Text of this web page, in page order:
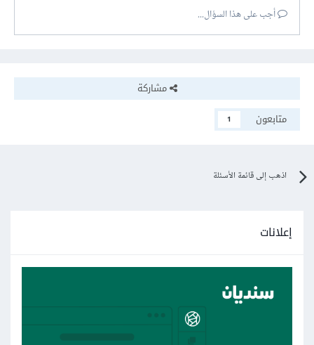
أجب على هذا السؤال...
مشاركة
متابعون
1
اذهب إلى قائمة الأسئلة
إعلانات